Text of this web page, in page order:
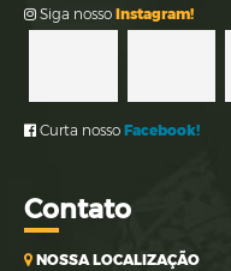
Siga nossoInstagram!
Curta nossoFacebook!
Contato
NOSSA LOCALIZAÇÃO